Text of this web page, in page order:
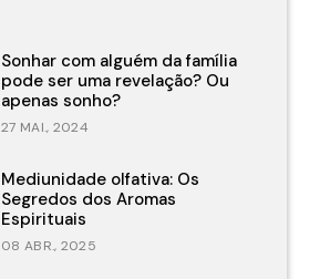
Sonhar com alguém da família
pode ser uma revelação? Ou
apenas sonho?
27 MAI., 2024
Mediunidade olfativa: Os
Segredos dos Aromas
Espirituais
08 ABR., 2025